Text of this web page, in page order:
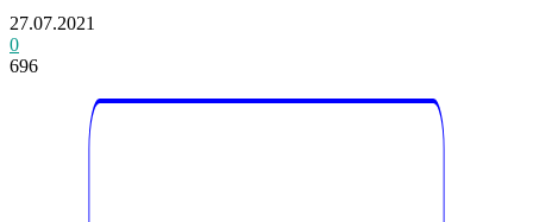
27.07.2021
0
696